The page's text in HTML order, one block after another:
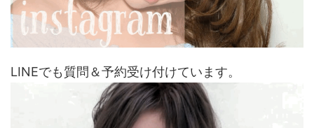
LINEでも質問＆予約受け付けています。